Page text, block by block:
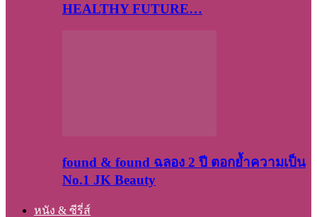
HEALTHY FUTURE…
found & found ฉลอง 2 ปี ตอกย้ำความเป็น
No.1 JK Beauty
หนัง & ซีรี่ส์